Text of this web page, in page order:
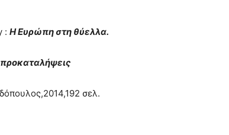
: Η Ευρώπη στη θύελλα.
σελ.